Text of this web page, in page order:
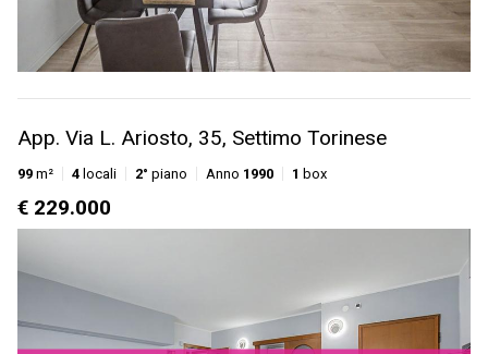
App. Via L. Ariosto, 35, Settimo Torinese
99 m² 4 locali 2° piano Anno 1990 1 box
€ 229.000